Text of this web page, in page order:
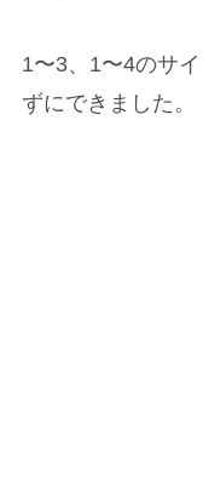
1〜3、1〜4のサ
ずにできました。